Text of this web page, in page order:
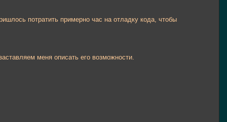
потратить примерно час на отладку кода, чтобы
меня описать его возможности.